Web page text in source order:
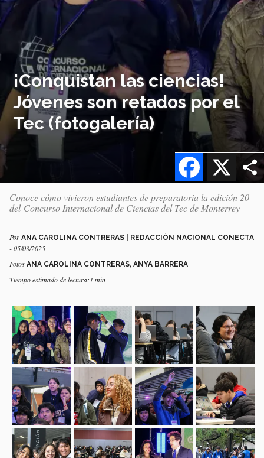
¡Conquistan las ciencias!
Jóvenes son retados por el
Tec (fotogalería)
X
Facebook
Conoce cómo vivieron estudiantes de preparatoria la edición 20
del Concurso Internacional de Ciencias del Tec de Monterrey
Por ANA CAROLINA CONTRERAS | REDACCIÓN NACIONAL CONECTA
- 05/03/2025
Fotos ANA CAROLINA CONTRERAS, ANYA BARRERA
Tiempo estimado de lectura:1 min